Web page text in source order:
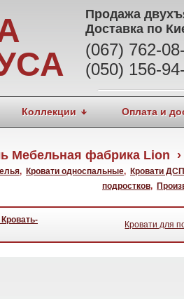
Продажа
Доставка по
(067) 762-
(050) 156-
Коллекции Оплата и
Мебельная фабрика Lion
, Кровати односпальные, Кровати
подростков,
Кровати для